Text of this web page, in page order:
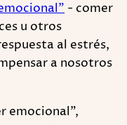
- comer
u otros
al estrés,
a nosotros
emocional",